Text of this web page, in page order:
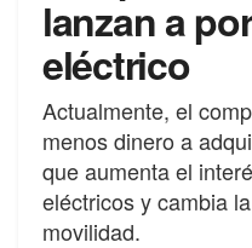
lanzan a
eléctrico
Actualmente, el
menos dinero a
que aumenta el
eléctricos y cambia
movilidad.